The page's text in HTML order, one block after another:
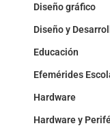
Diseño gráfico
Diseño y
Educación
Efemérides
Hardware
Hardware y